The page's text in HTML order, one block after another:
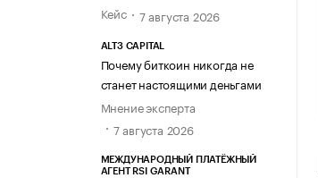
Кейс
7 августа 2026
ALT3 CAPITAL
Почему биткоин никогда не
станет настоящими деньгами
Мнение эксперта
7 августа 2026
МЕЖДУНАРОДНЫЙ ПЛАТЁЖНЫЙ
АГЕНТ RSI GARANT